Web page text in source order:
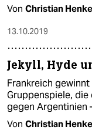
Von Christian
13.10.2019
Jekyll, Hyde
Frankreich
Gruppenspiele, die
gegen Argentinien
Von Christian